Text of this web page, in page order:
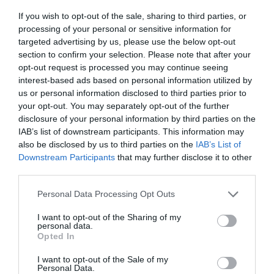
If you wish to opt-out of the sale, sharing to third parties, or
processing of your personal or sensitive information for
targeted advertising by us, please use the below opt-out
section to confirm your selection. Please note that after your
opt-out request is processed you may continue seeing
interest-based ads based on personal information utilized by
us or personal information disclosed to third parties prior to
your opt-out. You may separately opt-out of the further
disclosure of your personal information by third parties on the
IAB’s list of downstream participants. This information may
also be disclosed by us to third parties on the IAB’s List of
Downstream Participants that may further disclose it to other
Personal Data Processing Opt Outs
I want to opt-out of the Sharing of my
personal data.
Opted In
I want to opt-out of the Sale of my
Personal Data.
RECEPTES
Vakariņas pa lēto: Rēdlihu ģimenes
Ziemassvētku cepetis
PAMATĒDIENI
Lai gaļa kūst uz mēles: soli pa solim
līdz sulīgam un mīkstam svētku
cepetim
KULINĀRAIS MANTOJUMS
Brūni kraukšķīgāskartupeļu desas
Kā tādas taisa?
SĀTĪGI ĒDIENI